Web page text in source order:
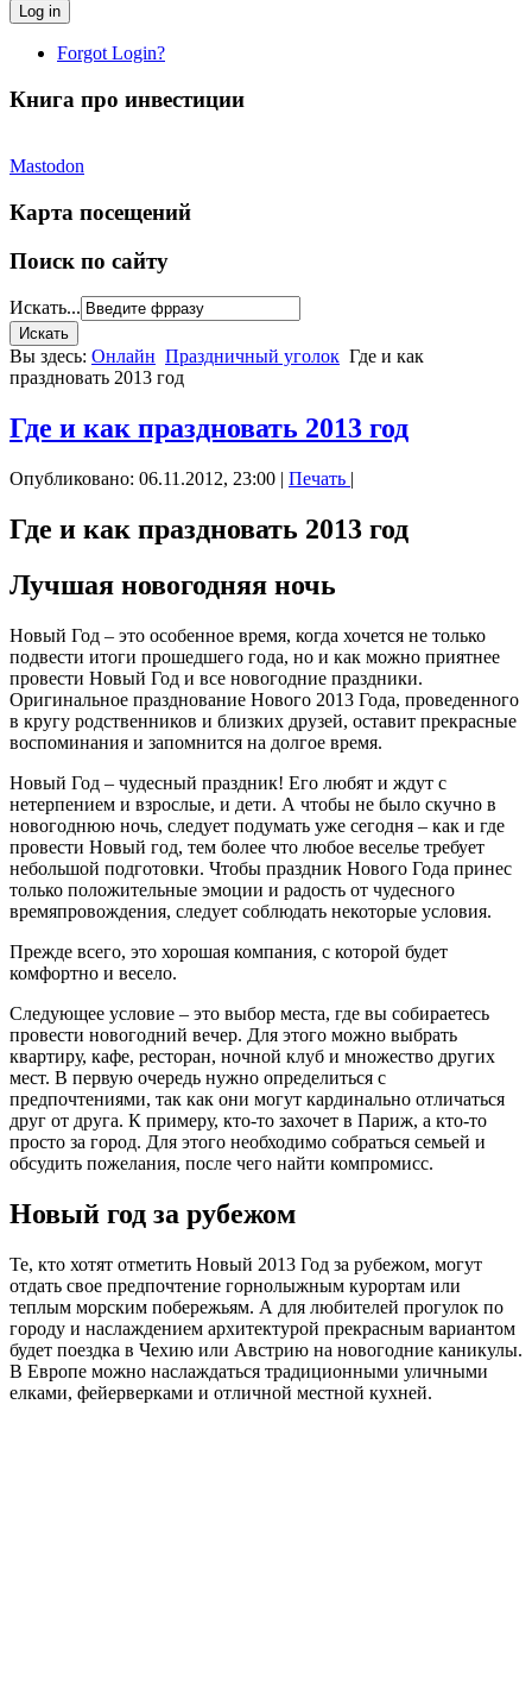
Log in
Forgot Login?
Книга про инвестиции
Mastodon
Карта посещений
Поиск по сайту
Искать...
Вы здесь: Онлайн Праздничный уголок Где и как
праздновать 2013 год
Где и как праздновать 2013 год
Опубликовано: 06.11.2012, 23:00 | Печать |
Где и как праздновать 2013 год
Лучшая новогодняя ночь
Новый Год – это особенное время, когда хочется не только
подвести итоги прошедшего года, но и как можно приятнее
провести Новый Год и все новогодние праздники.
Оригинальное празднование Нового 2013 Года, проведенного
в кругу родственников и близких друзей, оставит прекрасные
воспоминания и запомнится на долгое время.
Новый Год – чудесный праздник! Его любят и ждут с
нетерпением и взрослые, и дети. А чтобы не было скучно в
новогоднюю ночь, следует подумать уже сегодня – как и где
провести Новый год, тем более что любое веселье требует
небольшой подготовки. Чтобы праздник Нового Года принес
только положительные эмоции и радость от чудесного
времяпровождения, следует соблюдать некоторые условия.
Прежде всего, это хорошая компания, с которой будет
комфортно и весело.
Следующее условие – это выбор места, где вы собираетесь
провести новогодний вечер. Для этого можно выбрать
квартиру, кафе, ресторан, ночной клуб и множество других
мест. В первую очередь нужно определиться с
предпочтениями, так как они могут кардинально отличаться
друг от друга. К примеру, кто-то захочет в Париж, а кто-то
просто за город. Для этого необходимо собраться семьей и
обсудить пожелания, после чего найти компромисс.
Новый год за рубежом
Те, кто хотят отметить Новый 2013 Год за рубежом, могут
отдать свое предпочтение горнолыжным курортам или
теплым морским побережьям. А для любителей прогулок по
городу и наслаждением архитектурой прекрасным вариантом
будет поездка в Чехию или Австрию на новогодние каникулы.
В Европе можно наслаждаться традиционными уличными
елками, фейерверками и отличной местной кухней.